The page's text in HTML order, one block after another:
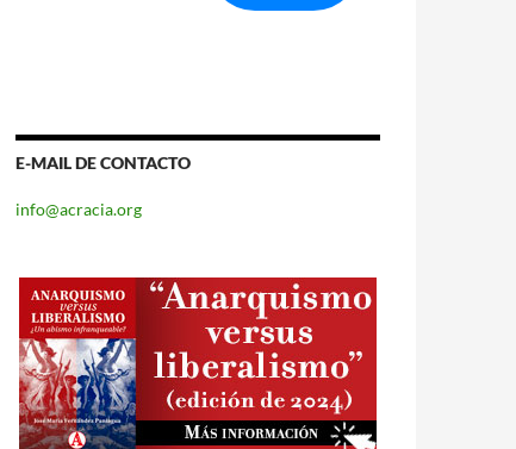
E-MAIL DE CONTACTO
info@acracia.org